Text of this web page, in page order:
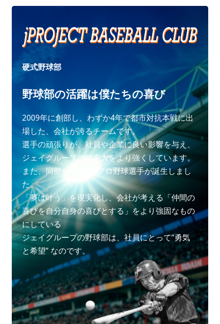
硬式野球部
野球部の活躍は僕たちの喜び
2009年に創部し、わずか4年で都市対抗本戦に出
場した、会社が誇るチームです。
選手の頑張りが、社員や企業に良い影響を与え、
ジェイグループの結束力をより強くしています。
また、同部から2人のプロ野球選手が誕生しまし
た。
「夢は叶う」を現実化し、会社が考える「仲間の
喜びを自分自身の喜びとする」をより強固なもの
にしている
ジェイグループの野球部は、社員にとって“勇気
と希望” なのです。